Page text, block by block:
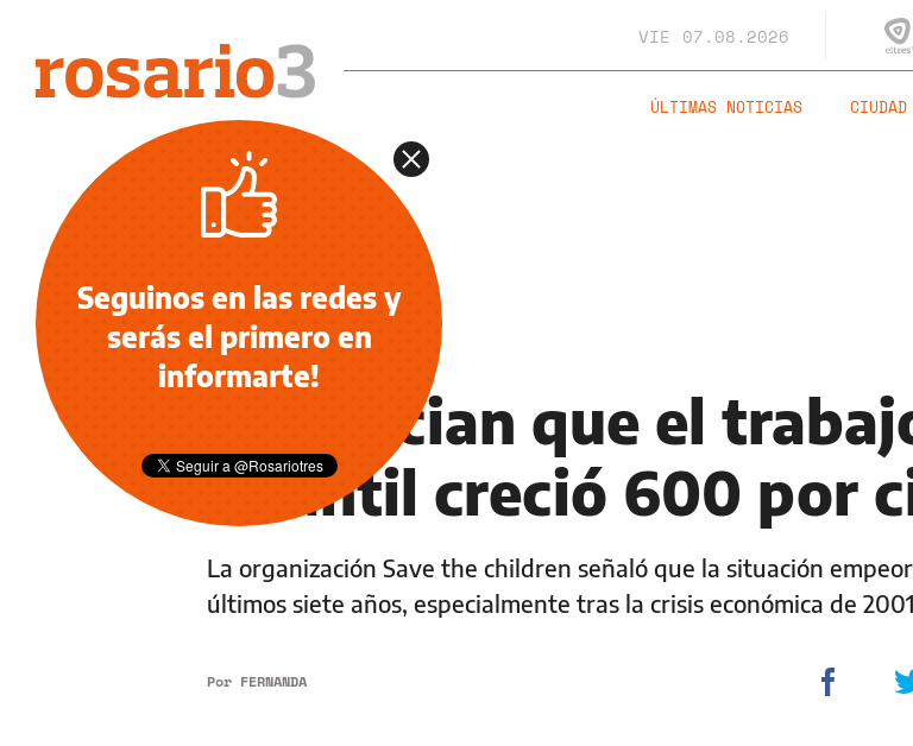
VIE 07.08.2026
ÚLTIMAS NOTICIAS CIUDAD
NOTICIAS
Denuncian que el
infantil creció 600 por
La organización Save the children señaló que la situación
últimos siete años, especialmente tras la crisis económica de 2001
Por FERNANDA
Seguinos en las redes y
serás el primero en
informarte!